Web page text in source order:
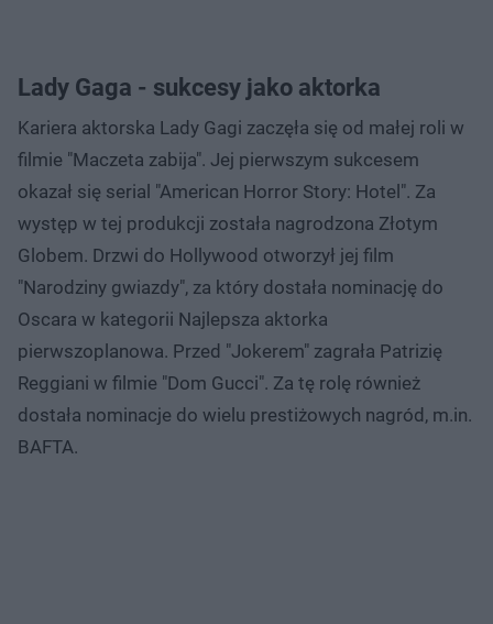
Lady Gaga - sukcesy jako aktorka
Kariera aktorska Lady Gagi zaczęła się od małej roli w
filmie "Maczeta zabija". Jej pierwszym sukcesem
okazał się serial "American Horror Story: Hotel". Za
występ w tej produkcji została nagrodzona Złotym
Globem. Drzwi do Hollywood otworzył jej film
"Narodziny gwiazdy", za który dostała nominację do
Oscara w kategorii Najlepsza aktorka
pierwszoplanowa. Przed "Jokerem" zagrała Patrizię
Reggiani w filmie "Dom Gucci". Za tę rolę również
dostała nominacje do wielu prestiżowych nagród, m.in.
BAFTA.